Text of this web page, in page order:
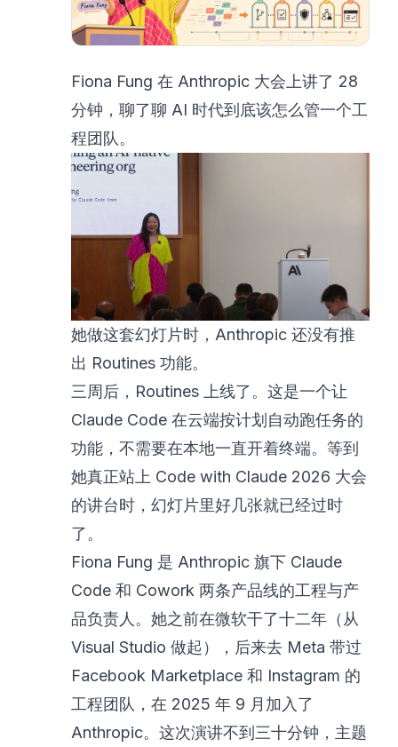
Fiona Fung 在 Anthropic 大会上讲了 28
分钟，聊了聊 AI 时代到底该怎么管一个工
程团队。
她做这套幻灯片时，Anthropic 还没有推
出 Routines 功能。
三周后，Routines 上线了。这是一个让
Claude Code 在云端按计划自动跑任务的
功能，不需要在本地一直开着终端。等到
她真正站上 Code with Claude 2026 大会
的讲台时，幻灯片里好几张就已经过时
了。
Fiona Fung 是 Anthropic 旗下 Claude
Code 和 Cowork 两条产品线的工程与产
品负责人。她之前在微软干了十二年（从
Visual Studio 做起），后来去 Meta 带过
Facebook Marketplace 和 Instagram 的
工程团队，在 2025 年 9 月加入了
Anthropic。这次演讲不到三十分钟，主题